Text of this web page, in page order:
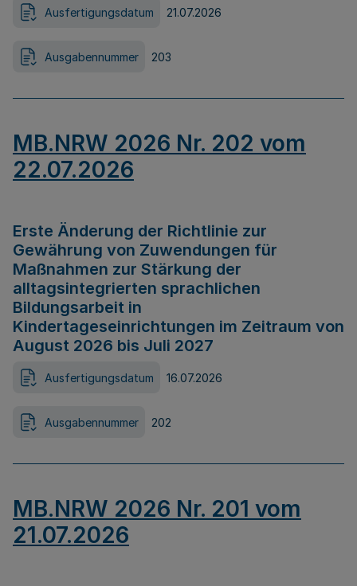
Ausfertigungsdatum 21.07.2026
Ausgabennummer 203
MB.NRW 2026 Nr. 202 vom
22.07.2026
Erste Änderung der Richtlinie zur
Gewährung von Zuwendungen für
Maßnahmen zur Stärkung der
alltagsintegrierten sprachlichen
Bildungsarbeit in
Kindertageseinrichtungen im Zeitraum von
August 2026 bis Juli 2027
Ausfertigungsdatum 16.07.2026
Ausgabennummer 202
MB.NRW 2026 Nr. 201 vom
21.07.2026